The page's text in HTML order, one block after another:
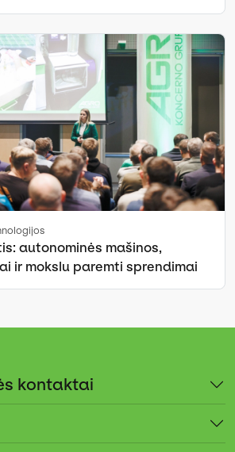
autonominės mašinos,
ir mokslu paremti sprendimai
kontaktai